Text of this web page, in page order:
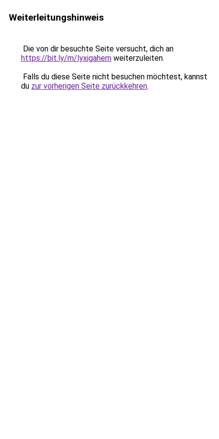
Weiterleitungshinweis
Die von dir besuchte Seite versucht, dich an
https://bit.ly/m/lyxigahem weiterzuleiten.
Falls du diese Seite nicht besuchen möchtest, kannst
du zur vorherigen Seite zurückkehren.